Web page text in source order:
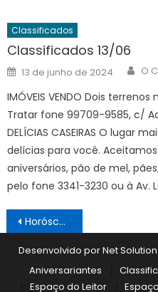
Classificados
Classificados 13/06
Posted
on
13 de junho de 2024 O
IMÓVEIS VENDO Dois
Tratar fone 99709-9585, c/
DELÍCIAS CASEIRAS O lugar
delícias para você.
aniversários, pão de mel,
pelo fone 3341-3230 ou à Av.
Navegação
de
Post
Horóscopo 29/09 a 05/10
Desenvolvido por Net
Aniversariantes
Espaço do Leitor